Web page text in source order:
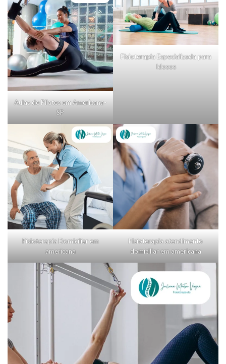
Aulas de Pilates em Americana-
SP
Fisioterapia Especializada para
Idosos
Fisioterapia Domiciliar em
americana
Fisioterapia atendimento
domiciliar em americana